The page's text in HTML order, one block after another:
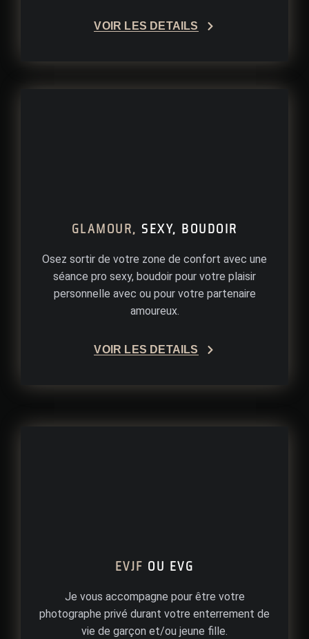
VOIR LES DÉTAILS
GLAMOUR, SEXY, BOUDOIR
Osez sortir de votre zone de confort avec une
séance pro sexy, boudoir pour votre plaisir
personnelle avec ou pour votre partenaire
amoureux.
VOIR LES DÉTAILS
EVJF OU EVG
Je vous accompagne pour être votre
photographe privé durant votre enterrement de
vie de garçon et/ou jeune fille.